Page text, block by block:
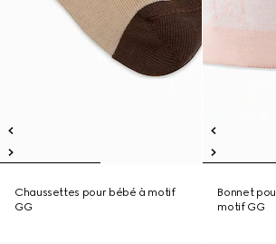
Chaussettes pour bébé à motif
GG
Bonnet
motif GG